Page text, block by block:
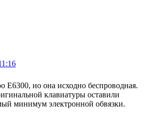
E6300, но она исходно беспроводная.
клавиатуры оставили
минимум электронной обвязки.